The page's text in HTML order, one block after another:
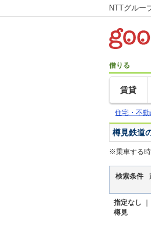
NTTグルー
借りる
賃貸
住宅・不
樽見鉄道
※乗車する時
検索条件
指定なし ｜
樽見